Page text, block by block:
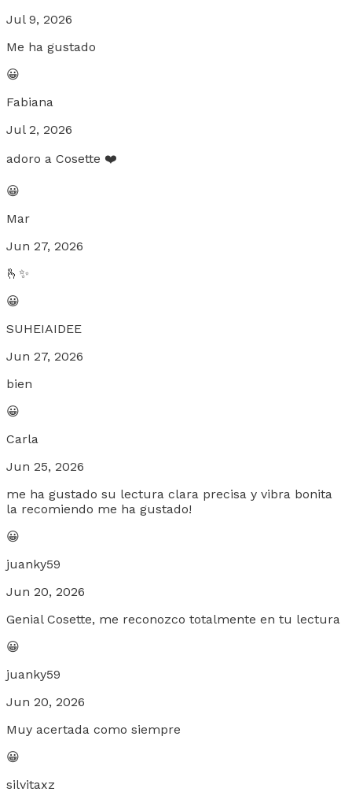
Jul 9, 2026
Me ha gustado
😀
Fabiana
Jul 2, 2026
adoro a Cosette ❤️
😀
Mar
Jun 27, 2026
🫰✨️
😀
SUHEIAIDEE
Jun 27, 2026
bien
😀
Carla
Jun 25, 2026
me ha gustado su lectura clara precisa y vibra bonita
la recomiendo me ha gustado!
😀
juanky59
Jun 20, 2026
Genial Cosette, me reconozco totalmente en tu lectura
😀
juanky59
Jun 20, 2026
Muy acertada como siempre
😀
silvitaxz